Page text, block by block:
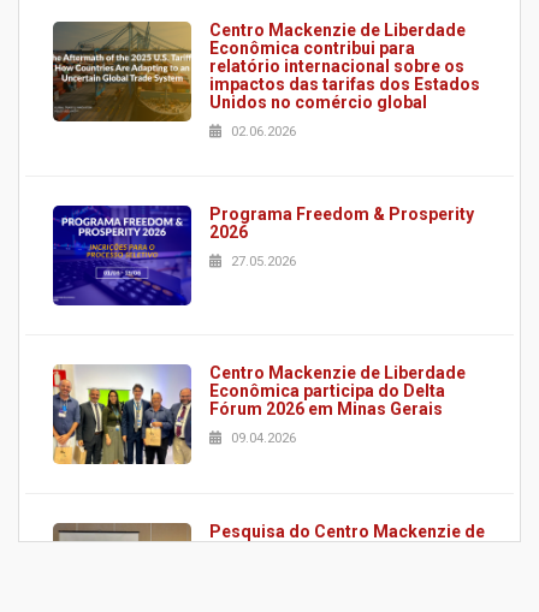
Centro Mackenzie de Liberdade
Econômica contribui para
relatório internacional sobre os
impactos das tarifas dos Estados
Unidos no comércio global
02.06.2026
Programa Freedom & Prosperity
2026
27.05.2026
Centro Mackenzie de Liberdade
Econômica participa do Delta
Fórum 2026 em Minas Gerais
09.04.2026
Pesquisa do Centro Mackenzie de